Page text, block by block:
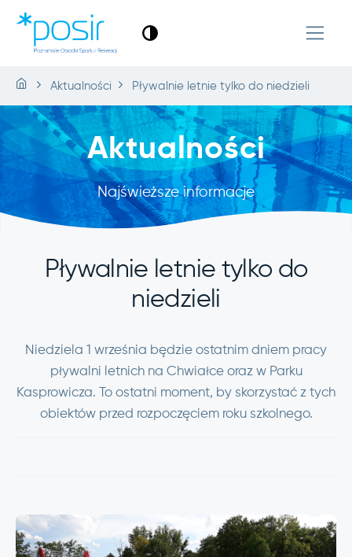
Aktualności Pływalnie letnie tylko do niedzieli
Aktualności
Najświeższe informacje
Pływalnie letnie tylko do
niedzieli
Niedziela 1 września będzie ostatnim dniem pracy
pływalni letnich na Chwiałce oraz w Parku
Kasprowicza. To ostatni moment, by skorzystać z tych
obiektów przed rozpoczęciem roku szkolnego.